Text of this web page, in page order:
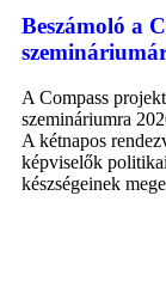
Beszámoló a
A Compass
szemináriumra
A kétnapos
képviselők
készségeinek